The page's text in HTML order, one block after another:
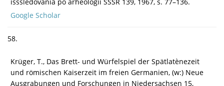
isssledovaniâ po arheologii SSSR 139, 1967, s. 77–136.
Google Scholar
58.
Krüger, T., Das Brett- und Würfelspiel der Spätlatènezeit
und römischen Kaiserzeit im freien Germanien, (w:) Neue
Ausgrabungen und Forschungen in Niedersachsen 15,